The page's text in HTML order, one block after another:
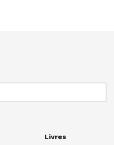
Livres